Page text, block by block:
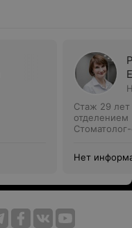
Стаж 29 лет
отделением
Нет